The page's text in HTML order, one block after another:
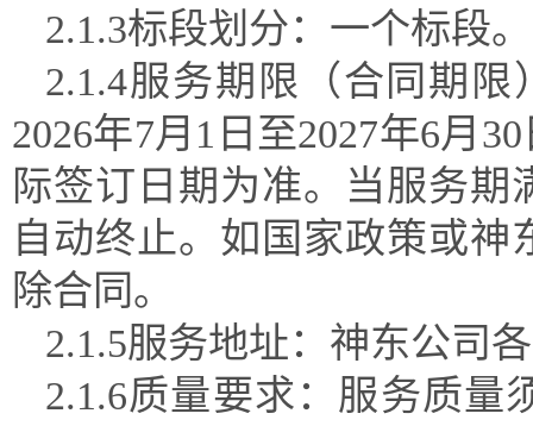
2.1.3标段划分：一个标段。
2.1.4服务期限（合同期
2026年7月1日至2027年6月
际签订日期为准。当服务
自动终止。如国家政策或
除合同。
2.1.5服务地址：神东公司
2.1.6质量要求：服务质量